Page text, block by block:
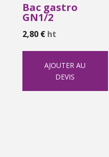
Bac gastro
GN1/2
2,80 € ht
AJOUTER AU
DEVIS